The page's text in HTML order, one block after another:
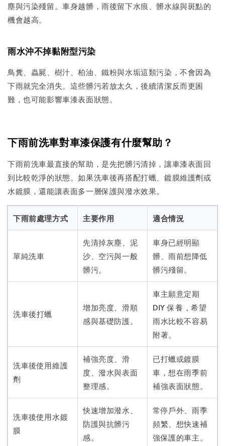
塵與污染殘留。車身越髒，雨後留下水痕、髒水線與斑點的
機會越高。
雨水沖不掉黏附型污染
鳥糞、蟲屍、樹汁、柏油、鐵粉與水垢這類污染，不會因為
下雨就完全消失。這些髒污若放太久，後續清潔反而更困
難，也可能影響車漆表面狀態。
下雨前洗車對車漆保護有什麼幫助？
下雨前洗車最直接的幫助，是先把髒污清掉，讓車漆表面回
到比較乾淨的狀態。如果洗車後再搭配打蠟、鍍膜維護劑或
水鍍膜，還能讓表面多一層保護與潑水效果。
下雨前處理方式 主要作用 適合情況
單純洗車
先清掉灰塵、泥
沙、空污與一般
髒污。
車身已經明顯
髒、雨前想降低
髒污殘留。
洗車後打蠟
增加亮度、滑順
感與基礎防護。
車主願意定期
DIY 保養，希望
雨水比較不容易
附著。
洗車後使用維護
劑
補強亮度、滑
度、潑水與表面
整理感。
已打蠟或鍍膜
車，想在雨季前
補強表面狀態。
洗車後使用水鍍
膜
快速增加潑水、
防護與抗髒污
感。
常停戶外、雨季
頻繁、想快速補
強保護的車主。